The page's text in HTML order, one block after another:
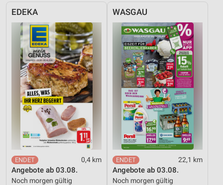
EDEKA
0,4 km
Angebote ab 03.08.
Noch morgen gültig
WASGAU
22,1 km
Angebote ab 03.08.
Noch morgen gültig